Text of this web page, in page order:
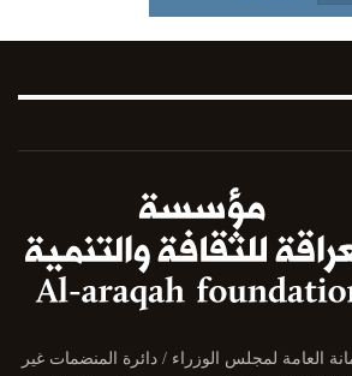
العامة لمجلس الوزراء / دائرة المنضمات غير